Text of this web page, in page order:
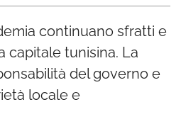
continuano sfratti e
capitale tunisina. La
del governo e
locale e